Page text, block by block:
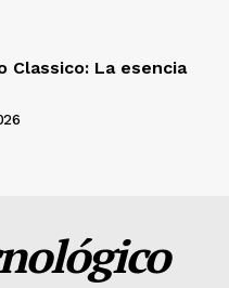
La esencia